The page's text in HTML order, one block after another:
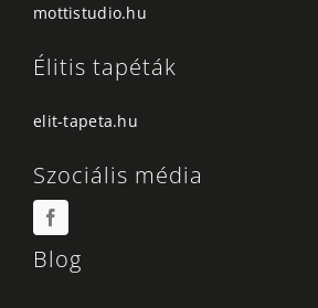
mottistudio.hu
Élitis tapéták
elit-tapeta.hu
Szociális média
Blog